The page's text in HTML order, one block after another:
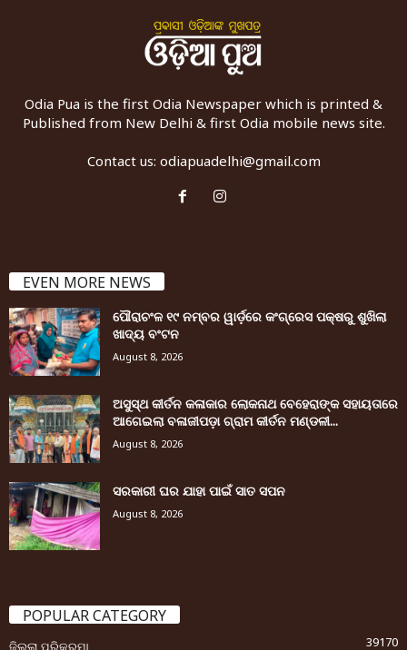
Odia Pua is the first Odia Newspaper which is printed &
Published from New Delhi & first Odia mobile news site.
Contact us: odiapuadelhi@gmail.com
EVEN MORE NEWS
ପୌରାଚଂଳ ୧୯ ନମ୍ବର ୱାର୍ଡ଼ରେ କଂଗ୍ରେସ ପକ୍ଷରୁ ଶୁଖିଲା
ଖାଦ୍ୟ ବଂଟନ
August 8, 2026
ଅସୁସ୍ଥ କୀର୍ତନ କଳାକାର ଲୋକନାଥ ବେହେରାଙ୍କ ସହାୟତାରେ
ଆଗେଇଲା ବଳାଜୀପଡ଼ା ଗ୍ରାମ କୀର୍ତନ ମଣ୍ଡଳୀ...
August 8, 2026
ସରକାରୀ ଘର ଯାହା ପାଇଁ ସାତ ସପନ
August 8, 2026
POPULAR CATEGORY
ଜିଲ୍ଲା ପରିକ୍ରମା 39170